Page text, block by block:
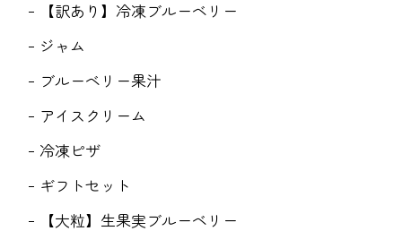
【訳あり】冷凍ブルーベリー
ジャム
ブルーベリー果汁
アイスクリーム
冷凍ピザ
ギフトセット
【大粒】生果実ブルーベリー